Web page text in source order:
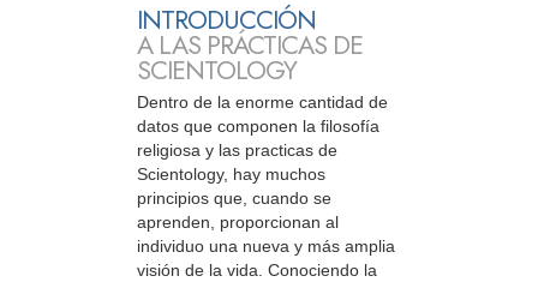
INTRODUCCIÓN
A LAS PRÁCTICAS DE
SCIENTOLOGY
Dentro de la enorme cantidad de
datos que componen la filosofía
religiosa y las practicas de
Scientology, hay muchos
principios que, cuando se
aprenden, proporcionan al
individuo una nueva y más amplia
visión de la vida. Conociendo la